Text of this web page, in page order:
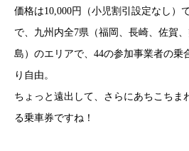
価格は10,000円（小児割引設定なし）
で、九州内全7県（福岡、長崎、佐賀
島）のエリアで、44の参加事業者の乗
り自由。
ちょっと遠出して、さらにあちこちま
る乗車券ですね！